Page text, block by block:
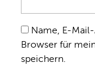
Name, E-
Browser für
speichern.